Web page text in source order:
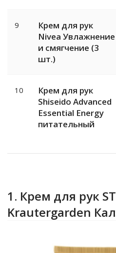
9
Крем для рук
Nivea Увлажнение
и смягчение (3
шт.)
10
Крем для рук
Shiseido Advanced
Essential Energy
питательный
1. Крем для рук
Krautergarden